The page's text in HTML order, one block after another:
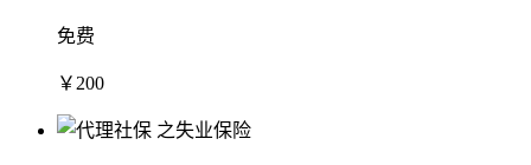
免费
￥200